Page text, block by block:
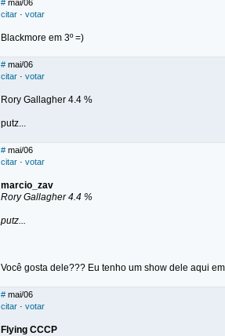
# mai/06
citar · votar
Blackmore em 3º =)
# mai/06
citar · votar
Rory Gallagher 4.4 %
putz...
# mai/06
citar · votar
marcio_zav
Rory Gallagher 4.4 %
putz...
Você gosta dele??? Eu tenho um show dele aqui
# mai/06
citar · votar
Flying CCCP